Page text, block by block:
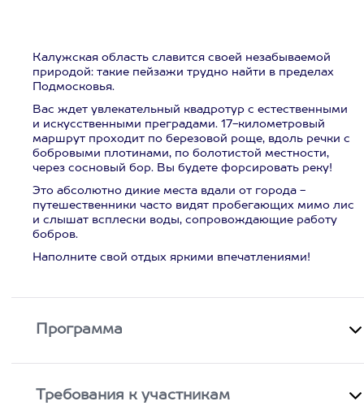
Калужская область славится своей незабываемой
природой: такие пейзажи трудно найти в пределах
Подмосковья.
Вас ждет увлекательный квадротур с естественными
и искусственными преградами. 17-километровый
маршрут проходит по березовой роще, вдоль речки с
бобровыми плотинами, по болотистой местности,
через сосновый бор. Вы будете форсировать реку!
Это абсолютно дикие места вдали от города -
путешественники часто видят пробегающих мимо лис
и слышат всплески воды, сопровождающие работу
бобров.
Наполните свой отдых яркими впечатлениями!
Программа
Требования к участникам